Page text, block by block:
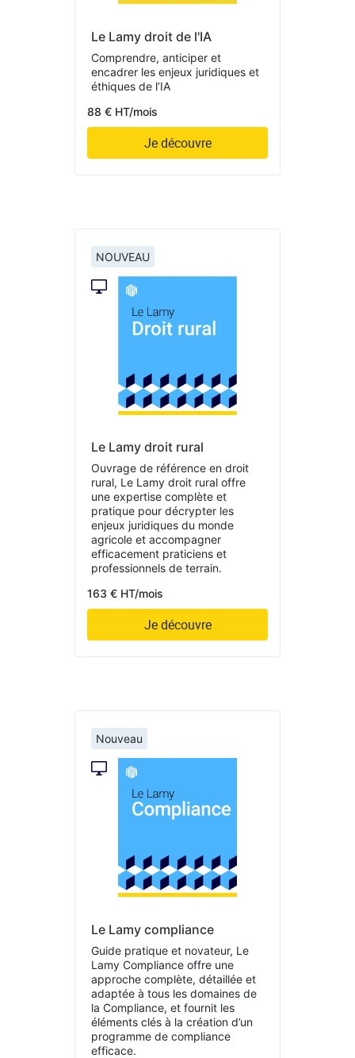
Le Lamy droit de l'IA
Comprendre, anticiper et
encadrer les enjeux juridiques et
éthiques de l’IA
88 € HT/mois
Je découvre
NOUVEAU
Le Lamy droit rural
Ouvrage de référence en droit
rural, Le Lamy droit rural offre
une expertise complète et
pratique pour décrypter les
enjeux juridiques du monde
agricole et accompagner
efficacement praticiens et
professionnels de terrain.
163 € HT/mois
Je découvre
Nouveau
Le Lamy compliance
Guide pratique et novateur, Le
Lamy Compliance offre une
approche complète, détaillée et
adaptée à tous les domaines de
la Compliance, et fournit les
éléments clés à la création d’un
programme de compliance
efficace.